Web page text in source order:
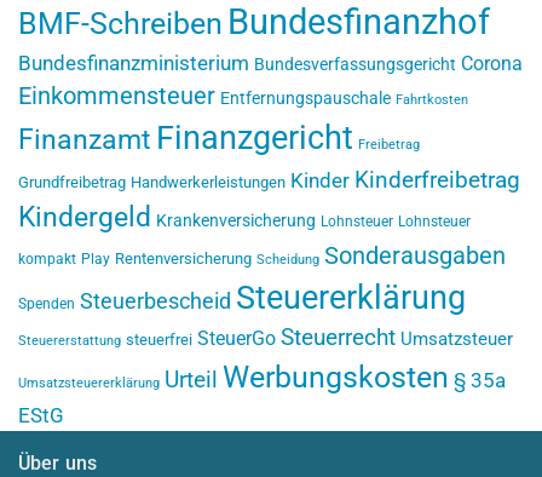
BMF-Schreiben Bundesfinanzhof
Bundesfinanzministerium Bundesverfassungsgericht Corona
Einkommensteuer Entfernungspauschale Fahrtkosten
Finanzamt Finanzgericht Freibetrag
Grundfreibetrag Handwerkerleistungen Kinder Kinderfreibetrag
Kindergeld Krankenversicherung Lohnsteuer Lohnsteuer
kompakt Play Rentenversicherung Scheidung Sonderausgaben
Spenden Steuerbescheid Steuererklärung
Steuererstattung steuerfrei SteuerGo Steuerrecht Umsatzsteuer
Umsatzsteuererklärung Urteil Werbungskosten § 35a
EStG
Über uns